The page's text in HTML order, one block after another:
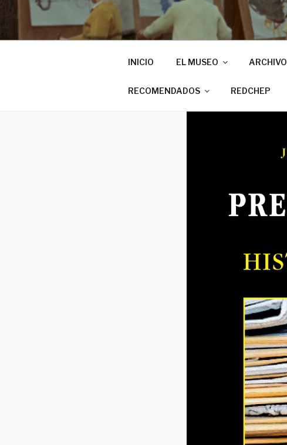
INICIO EL MUSEO ARCHIVO
RECOMENDADOS REDCHEP